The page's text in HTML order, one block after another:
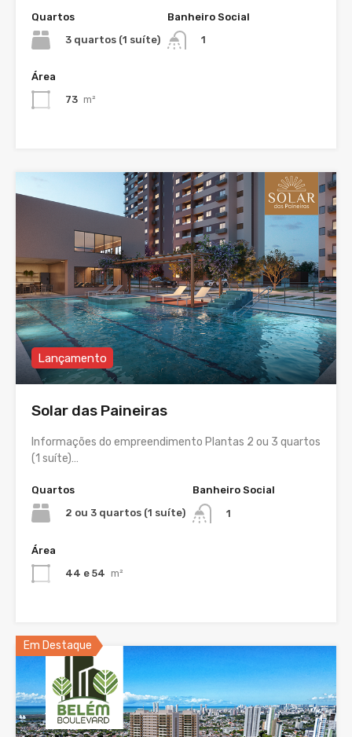
Quartos
3 quartos (1 suíte)
Banheiro Social
1
Área
73 m²
Lançamento
Solar das Paineiras
Informações do empreendimento Plantas 2 ou 3 quartos
(1 suíte)…
Quartos
2 ou 3 quartos (1 suíte)
Banheiro Social
1
Área
44 e 54 m²
Em Destaque